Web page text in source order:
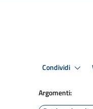
Condividi
Argomenti: